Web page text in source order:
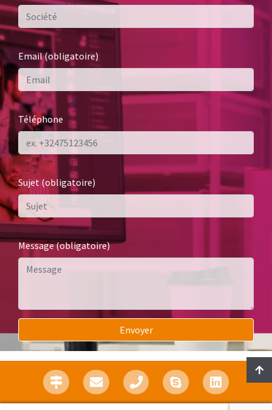
Email (obligatoire)
Téléphone
Sujet (obligatoire)
Message (obligatoire)